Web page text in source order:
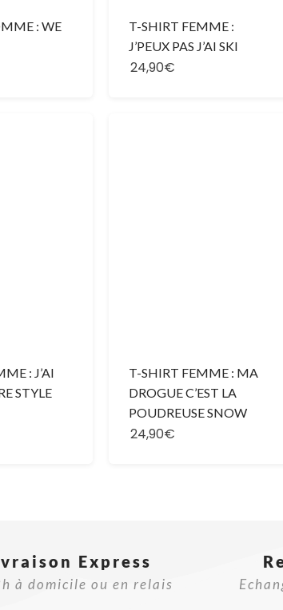
: WE
T-SHIRT FEMME :
J’PEUX PAS J’AI SKI
24,90€
: J’AI
STYLE
T-SHIRT FEMME : MA
DROGUE C’EST LA
POUDREUSE SNOW
24,90€
Express
à domicile ou en relais